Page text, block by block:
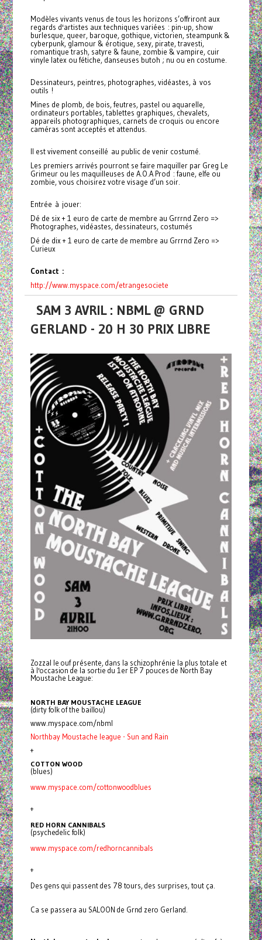
Modèles vivants venus de tous les horizons s’offriront aux
regards d'artistes aux techniques variées : pin-up, show
burlesque, queer, baroque, gothique, victorien, steampunk &
cyberpunk, glamour & érotique, sexy, pirate, travesti,
romantique trash, satyre & faune, zombie & vampire, cuir
vinyle latex ou fétiche, danseuses butoh ; nu ou en costume.
Dessinateurs, peintres, photographes, vidéastes, à vos
outils !
Mines de plomb, de bois, feutres, pastel ou aquarelle,
ordinateurs portables, tablettes graphiques, chevalets,
appareils photographiques, carnets de croquis ou encore
caméras sont acceptés et attendus.
Il est vivement conseillé au public de venir costumé.
Les premiers arrivés pourront se faire maquiller par Greg Le
Grimeur ou les maquilleuses de A.O.A Prod : faune, elfe ou
zombie, vous choisirez votre visage d’un soir.
Entrée à jouer:
Dé de six + 1 euro de carte de membre au Grrrnd Zero =>
Photographes, vidéastes, dessinateurs, costumés
Dé de dix + 1 euro de carte de membre au Grrrnd Zero =>
Curieux
Contact :
http://www.myspace.com/etrangesociete
SAM 3 AVRIL : NBML @ GRND
GERLAND - 20 H 30 PRIX LIBRE
Zozzal le ouf présente, dans la schizophrénie la plus totale et
à l'occasion de la sortie du 1er EP 7 pouces de North Bay
Moustache League:
NORTH BAY MOUSTACHE LEAGUE
(dirty folk of the baillou)
www.myspace.com/nbml
Northbay Moustache league - Sun and Rain
+
COTTON WOOD
(blues)
www.myspace.com/cottonwoodblues
+
RED HORN CANNIBALS
(psychedelic folk)
www.myspace.com/redhorncannibals
+
Des gens qui passent des 78 tours, des surprises, tout ça.
Ca se passera au SALOON de Grnd zero Gerland.